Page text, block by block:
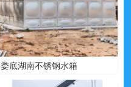
娄底湖南不锈钢水箱